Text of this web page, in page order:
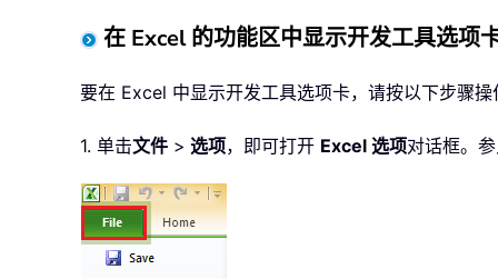
在 Excel 的功能区中显示开发工具选项
要在 Excel 中显示开发工具选项卡，请按以下步骤操
1. 单击文件 > 选项，即可打开 Excel 选项对话框。参